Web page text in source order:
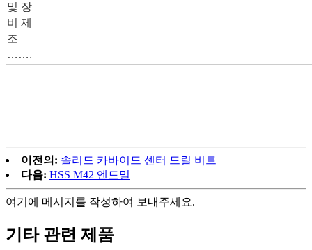
및 장
비 제
조
…….
이전의: 솔리드 카바이드 센터 드릴 비트
다음: HSS M42 엔드밀
여기에 메시지를 작성하여 보내주세요.
기타 관련 제품